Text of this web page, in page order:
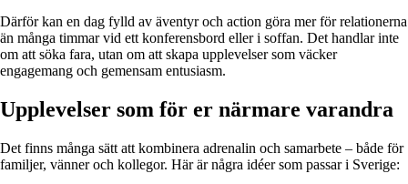
Därför kan en dag fylld av äventyr och action göra mer för relationerna
än många timmar vid ett konferensbord eller i soffan. Det handlar inte
om att söka fara, utan om att skapa upplevelser som väcker
engagemang och gemensam entusiasm.
Upplevelser som för er närmare varandra
Det finns många sätt att kombinera adrenalin och samarbete – både för
familjer, vänner och kollegor. Här är några idéer som passar i Sverige: